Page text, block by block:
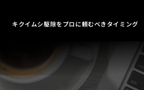
キクイムシ駆除をプロに頼むべきタイミング